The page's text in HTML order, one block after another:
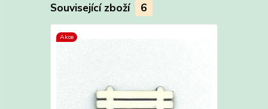
Související zboží 6
Akce